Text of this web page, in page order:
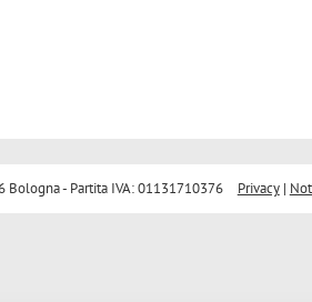
Bologna - Partita IVA: 01131710376 Privacy|